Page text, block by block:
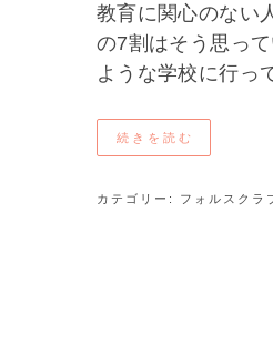
教育に関心のない
の7割はそう思っ
ような学校に行っ
続きを読む
カテゴリー: フォルスクラ